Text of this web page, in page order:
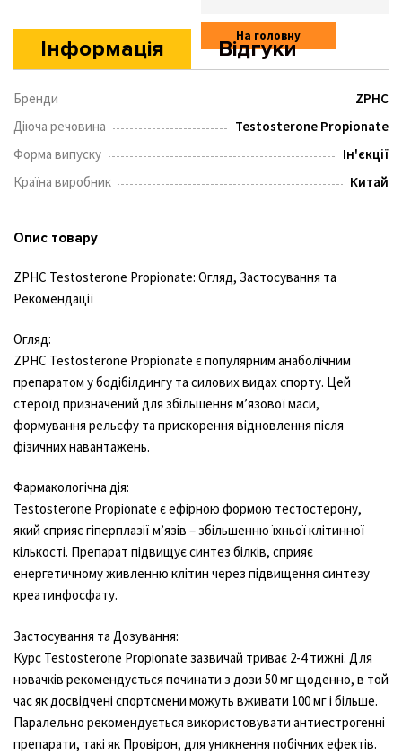
На головну
Інформація Відгуки
Бренди
ZPHC
Діюча речовина
Testosterone Propionate
Форма випуску
Ін'єкції
Країна виробник
Китай
Опис товару
ZPHC Testosterone Propionate: Огляд, Застосування та
Рекомендації
Огляд:
ZPHC Testosterone Propionate є популярним анаболічним
препаратом у бодібілдингу та силових видах спорту. Цей
стероїд призначений для збільшення м’язової маси,
формування рельєфу та прискорення відновлення після
фізичних навантажень.
Фармакологічна дія:
Testosterone Propionate є ефірною формою тестостерону,
який сприяє гіперплазії м’язів – збільшенню їхньої клітинної
кількості. Препарат підвищує синтез білків, сприяє
енергетичному живленню клітин через підвищення синтезу
креатинфосфату.
Застосування та Дозування:
Курс Testosterone Propionate зазвичай триває 2-4 тижні. Для
новачків рекомендується починати з дози 50 мг щоденно, в той
час як досвідчені спортсмени можуть вживати 100 мг і більше.
Паралельно рекомендується використовувати антиестрогенні
препарати, такі як Провірон, для уникнення побічних ефектів.